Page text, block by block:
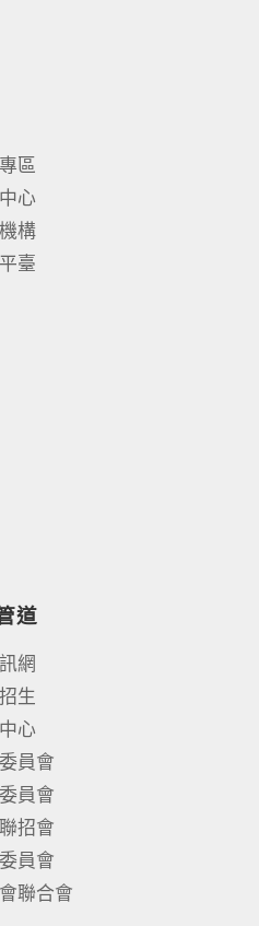
區
心
構
臺
道
網
生
心
員會
員會
招會
員會
聯合會